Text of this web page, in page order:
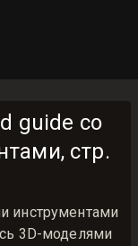
guide со
стр.
инструментами
3D-моделями